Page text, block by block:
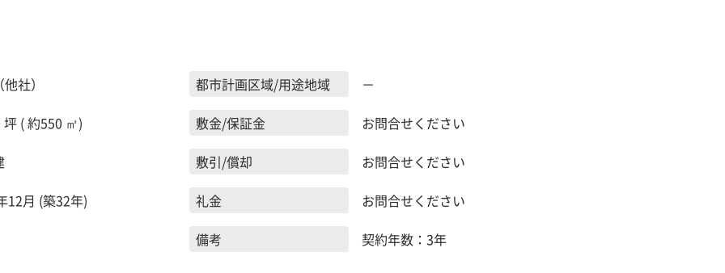
社）
( 約550 ㎡)
12月 (築32年)
都市計画区域/用途地域
－
敷金/保証金
お問合せください
敷引/償却
お問合せください
礼金
お問合せください
備考
契約年数：3年